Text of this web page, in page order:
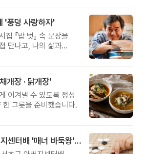
'풍덩 사랑하자'
『밥 벗』 속 문장을
만나고, 나의 삶과
개장 · 닭개장'
이겨낼 수 있도록 정성
한 그릇을 준비했습니다.
제3회 서초구 아버지센터배 '매너 바둑왕' 대회